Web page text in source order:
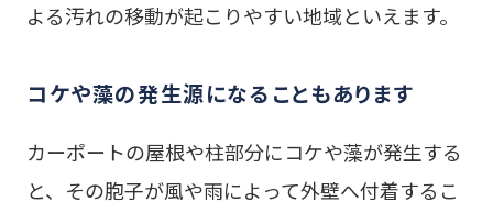
よる汚れの移動が起こりやすい地域といえます。
コケや藻の発生源になることもあります
カーポートの屋根や柱部分にコケや藻が発生する
と、その胞子が風や雨によって外壁へ付着するこ